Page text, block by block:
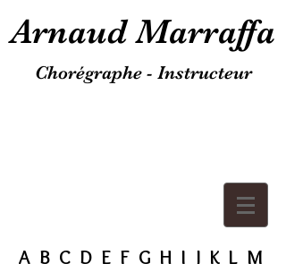
Arnaud Marraffa
Chorégraphe - Instructeur
A B C D E F G H I J K L M